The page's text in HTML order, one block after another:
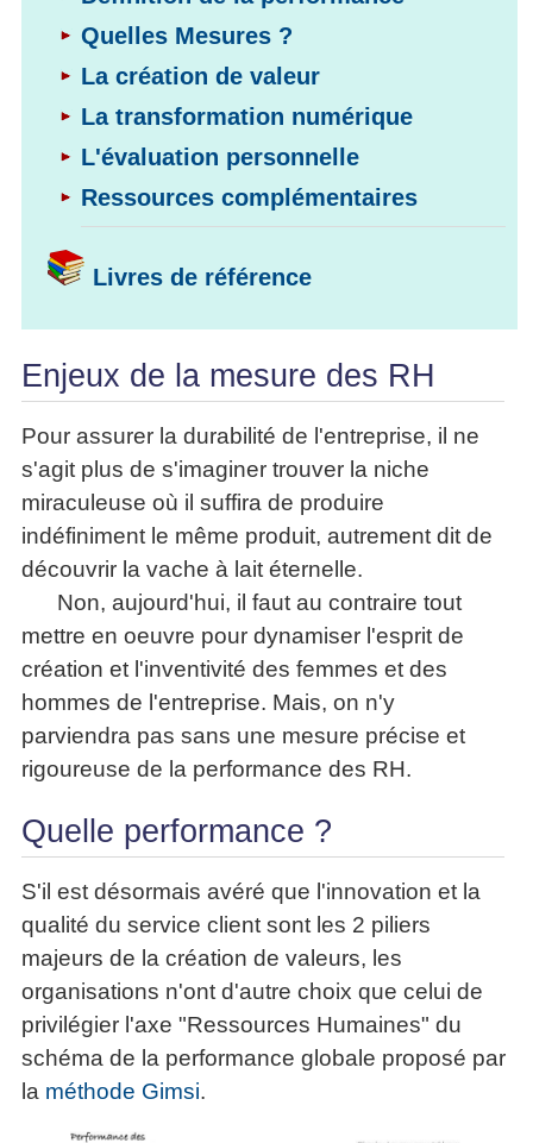
L'Innovation
Méthode
SOCRIDE
Tous
articles
Innover
au
quotidien
Le
processus
de
Décision
La
Décision
en
Les
Techniques
de
décision
▶
articles
Décider
»»»
Gouvernance
du
Les
technologies
SI
Tous
les
articles
»»»
gérer
Comment
devenir
manager
stratège ?
Comment
devenir
décideur ?
Comment
par
l'entraide ?
▶
Tous
articles
Efficacité
»»»
Big
Data
BI
Les
Outils
décisionnels
les
Analyse
de
»»»
les
articles
Entreprendre
Former
Seul
Formation
Management
Formation
de
bord
Management
de
Projet
Formation
Entrepreneuriat
▶
Tous
les
articles
Management
»»»
▶
ebook
et
PDF
gratuits
PDF
ebook
Perfonomique
▶
Tous
les
articles
gratuits
Quelles Mesures ?
La création de valeur
La transformation numérique
L'évaluation personnelle
Ressources complémentaires
Livres de référence
Enjeux de la mesure des RH
Pour assurer la durabilité de l'entreprise, il ne
s'agit plus de s'imaginer trouver la niche
miraculeuse où il suffira de produire
indéfiniment le même produit, autrement dit de
découvrir la vache à lait éternelle.
Non, aujourd'hui, il faut au contraire tout
mettre en oeuvre pour dynamiser l'esprit de
création et l'inventivité des femmes et des
hommes de l'entreprise. Mais, on n'y
parviendra pas sans une mesure précise et
rigoureuse de la performance des RH.
Quelle performance ?
S'il est désormais avéré que l'innovation et la
qualité du service client sont les 2 piliers
majeurs de la création de valeurs, les
organisations n'ont d'autre choix que celui de
privilégier l'axe "Ressources Humaines" du
schéma de la performance globale proposé par
la méthode Gimsi.